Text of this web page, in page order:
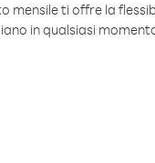
mensile ti offre la
in qualsiasi